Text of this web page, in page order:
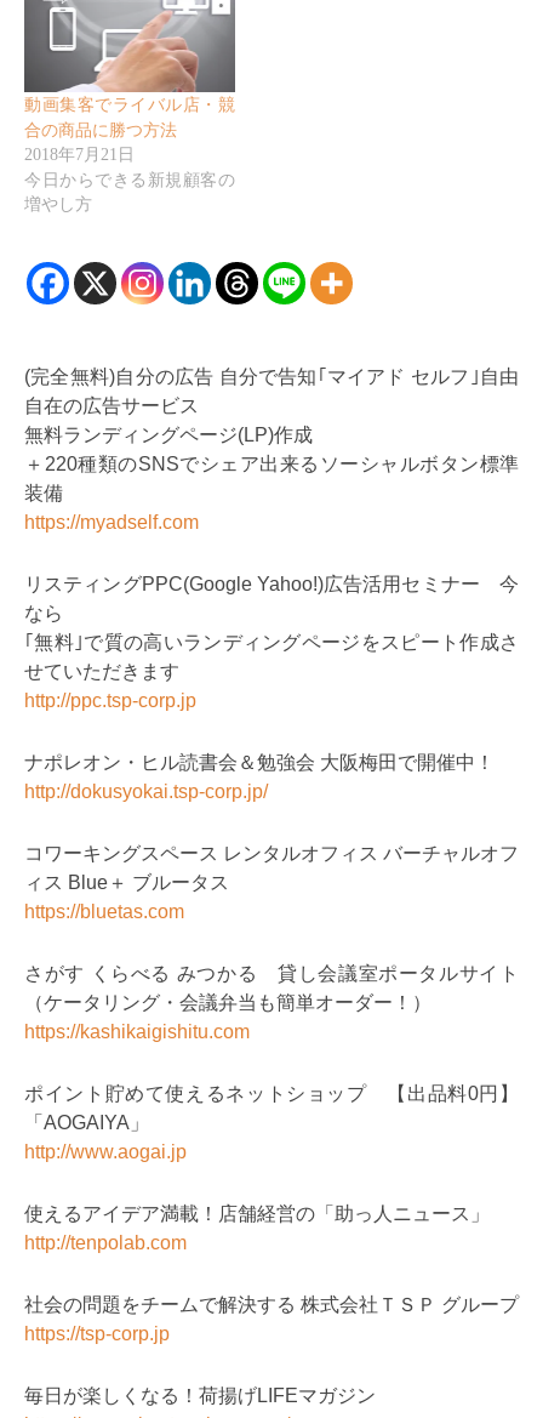
動画集客でライバル店・競
合の商品に勝つ方法
2018年7月21日
今日からできる新規顧客の
増やし方
(完全無料)自分の広告 自分で告知｢マイアド セルフ｣自由
自在の広告サービス
無料ランディングページ(LP)作成
＋220種類のSNSでシェア出来るソーシャルボタン標準
装備
https://myadself.com
リスティングPPC(Google Yahoo!)広告活用セミナー 今
なら
｢無料｣で質の高いランディングページをスピート作成さ
せていただきます
http://ppc.tsp-corp.jp
ナポレオン・ヒル読書会＆勉強会 大阪梅田で開催中！
http://dokusyokai.tsp-corp.jp/
コワーキングスペース レンタルオフィス バーチャルオフ
ィス Blue＋ ブルータス
https://bluetas.com
さがす くらべる みつかる 貸し会議室ポータルサイト
（ケータリング・会議弁当も簡単オーダー！）
https://kashikaigishitu.com
ポイント貯めて使えるネットショップ 【出品料0円】
「AOGAIYA」
http://www.aogai.jp
使えるアイデア満載！店舗経営の「助っ人ニュース」
http://tenpolab.com
社会の問題をチームで解決する 株式会社ＴＳＰ グループ
https://tsp-corp.jp
毎日が楽しくなる！荷揚げLIFEマガジン